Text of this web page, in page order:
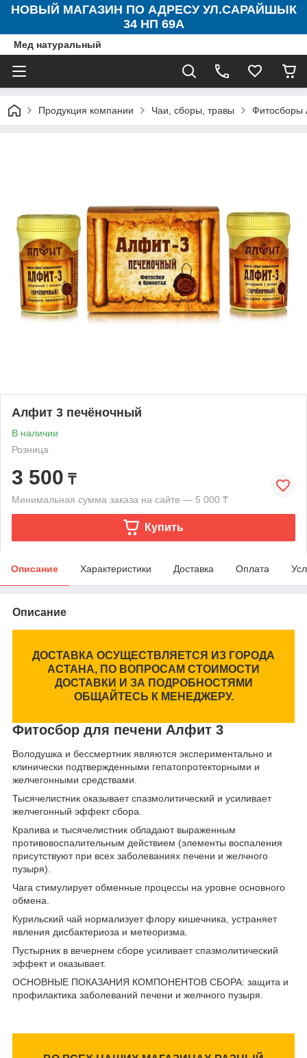
НОВЫЙ МАГАЗИН ПО АДРЕСУ УЛ.САРАЙШЫК
34 НП 69А
Мед натуральный
Продукция компании Чаи, сборы, травы Фитосборы
Алфит 3 печёночный
В наличии
Розница
3 500 ₸
Минимальная сумма заказа на сайте — 5 000 ₸
Купить
Описание Характеристики Доставка Оплата
Описание
ДОСТАВКА ОСУЩЕСТВЛЯЕТСЯ ИЗ ГОРОДА
АСТАНА, ПО ВОПРОСАМ СТОИМОСТИ
ДОСТАВКИ И ЗА ПОДРОБНОСТЯМИ
ОБЩАЙТЕСЬ К МЕНЕДЖЕРУ.
Фитосбор для печени Алфит 3
Володушка и бессмертник являются экспериментально и
клинически подтвержденными гепатопротекторными и
желчегонными средствами.
Тысячелистник оказывает спазмолитический и усиливает
желчегонный эффект сбора.
Крапива и тысячелистник обладают выраженным
противовоспалительным действием (элементы воспаления
присутствуют при всех заболеваниях печени и желчного
пузыря).
Чага стимулирует обменные процессы на уровне основного
обмена.
Курильский чай нормализует флору кишечника, устраняет
явления дисбактериоза и метеоризма.
Пустырник в вечернем сборе усиливает спазмолитический
эффект и оказывает.
ОСНОВНЫЕ ПОКАЗАНИЯ КОМПОНЕНТОВ СБОРА: защита и
профилактика заболеваний печени и желчного пузыря.